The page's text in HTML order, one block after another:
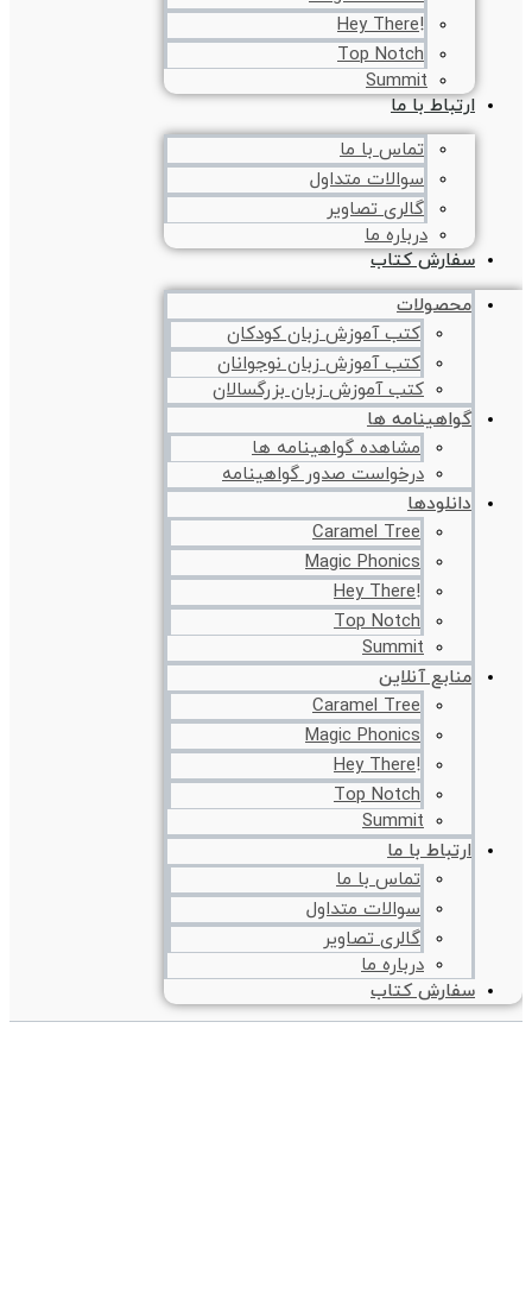
!Hey There
Top Notch
Summit
ارتباط با ما
تماس با ما
سوالات متداول
گالری تصاویر
درباره ما
سفارش کتاب
محصولات
کتب آموزش زبان کودکان
کتب آموزش زبان نوجوانان
کتب آموزش زبان بزرگسالان
گواهینامه ها
مشاهده گواهینامه ها
درخواست صدور گواهینامه
دانلودها
Caramel Tree
Magic Phonics
!Hey There
Top Notch
Summit
منابع آنلاین
Caramel Tree
Magic Phonics
!Hey There
Top Notch
Summit
ارتباط با ما
تماس با ما
سوالات متداول
گالری تصاویر
درباره ما
سفارش کتاب